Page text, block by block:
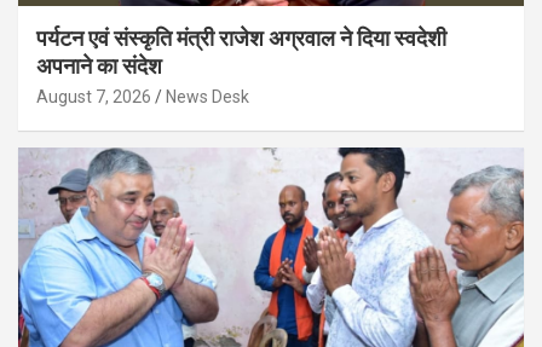
पर्यटन एवं संस्कृति मंत्री राजेश अग्रवाल ने दिया स्वदेशी
अपनाने का संदेश
August 7, 2026 News Desk